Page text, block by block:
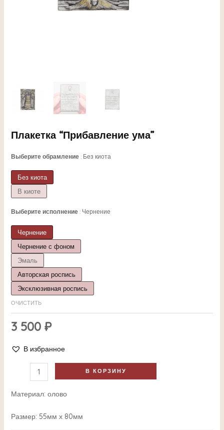
Плакетка “Прибавление ума”
Выберите обрамление Без киота
Без киота
В киоте
Выберите исполнение Чернение
Чернение
Чернение с фоном
Эмаль
Авторская роспись
Эксклюзивная роспись
ОЧИСТИТЬ
3 500 ₽
В избранное
В КОРЗИНУ
Материал: олово
Размер: 55мм х 80мм